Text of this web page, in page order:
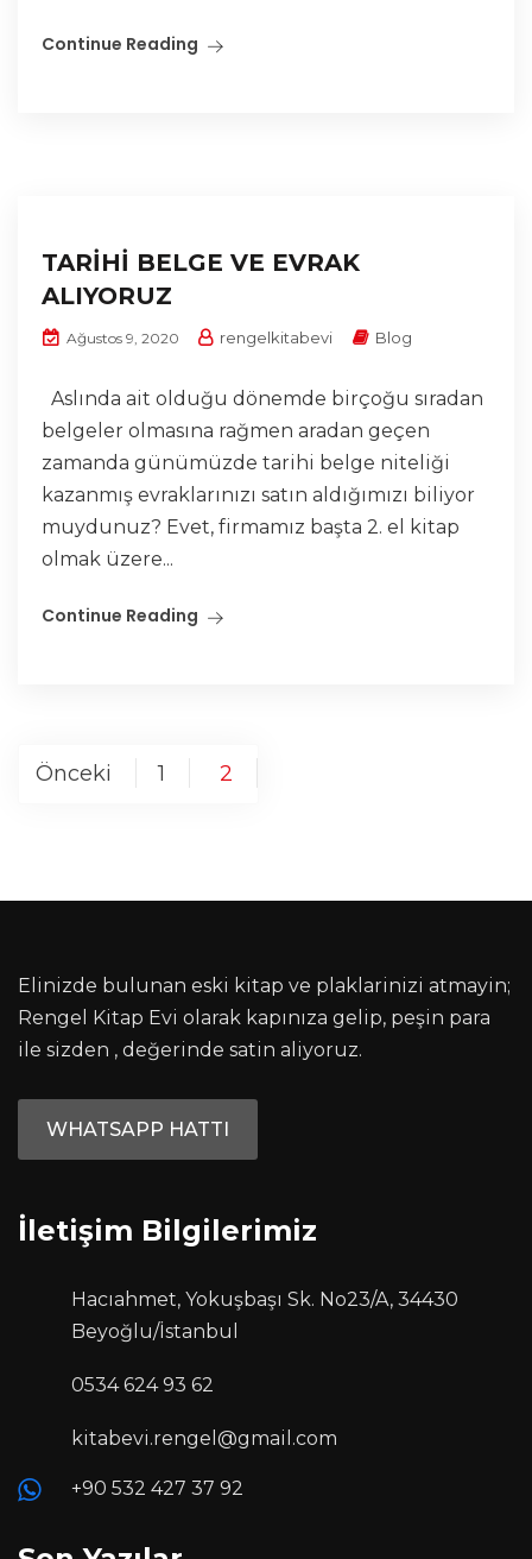
Continue Reading
TARİHİ BELGE VE EVRAK
ALIYORUZ
Ağustos 9, 2020 rengelkitabevi Blog
Aslında ait olduğu dönemde birçoğu sıradan
belgeler olmasına rağmen aradan geçen
zamanda günümüzde tarihi belge niteliği
kazanmış evraklarınızı satın aldığımızı biliyor
muydunuz? Evet, firmamız başta 2. el kitap
olmak üzere...
Continue Reading
Önceki 1 2
Elinizde bulunan eski kitap ve plaklarinizi atmayin;
Rengel Kitap Evi olarak kapınıza gelip, peşin para
ile sizden , değerinde satin aliyoruz.
WHATSAPP HATTI
İletişim Bilgilerimiz
Hacıahmet, Yokuşbaşı Sk. No23/A, 34430
Beyoğlu/İstanbul
0534 624 93 62
kitabevi.rengel@gmail.com
+90 532 427 37 92